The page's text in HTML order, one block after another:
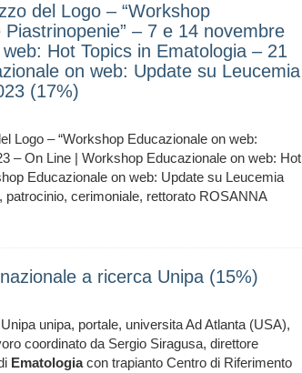
del Logo – “Workshop
– 7 e 14 novembre
Hot Topics in Ematologia – 21
on web: Update su Leucemia
(17%)
Logo – “Workshop Educazionale on web:
– On Line | Workshop Educazionale on web: Hot
Educazionale on web: Update su Leucemia
cerimoniale, rettorato ROSANNA
a ricerca Unipa (15%)
unipa, portale, universita Ad Atlanta (USA),
coordinato da Sergio Siragusa, direttore
Ematologiacon trapianto Centro di Riferimento